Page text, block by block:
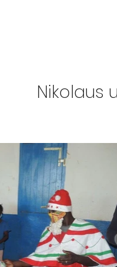
Nikolaus